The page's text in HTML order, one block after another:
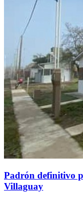
Padrón definitivo
Villaguay